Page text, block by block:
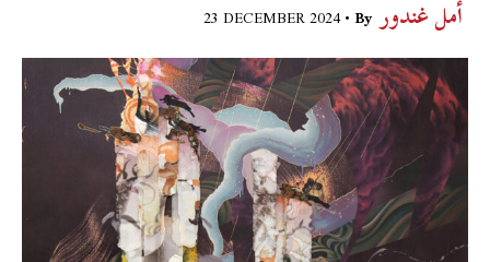
By •
23 DECEMBER 2024